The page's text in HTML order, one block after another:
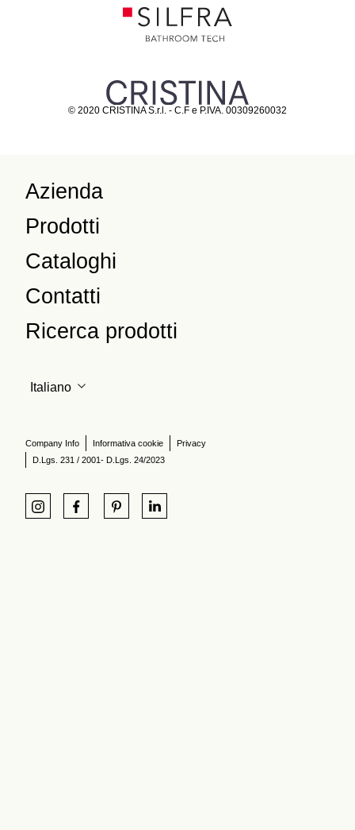
© 2020 CRISTINA S.r.l. - C.F e P.IVA. 00309260032
Azienda
Prodotti
Cataloghi
Contatti
Ricerca prodotti
Italiano
Company Info Informativa cookie
Privacy
D.Lgs. 231 / 2001- D.Lgs. 24/2023